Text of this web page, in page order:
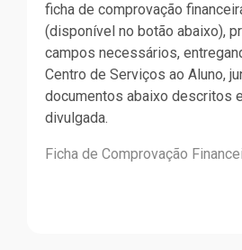
ficha de comprovação
(disponível no botão abaixo),
campos necessários,
Centro de Serviços ao Aluno,
documentos abaixo descritos
divulgada.
Ficha de Comprovação